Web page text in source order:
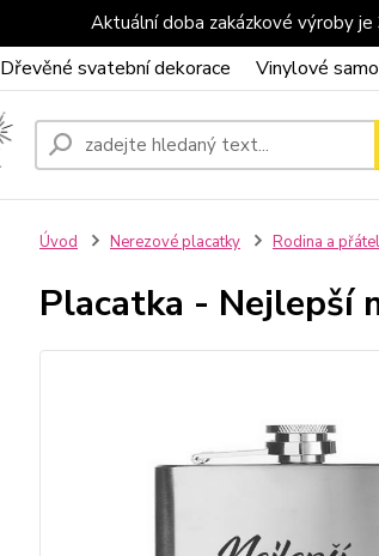
Aktuální doba zakázkové výroby
Dřevěné svatební dekorace Vinylové
Úvod Nerezové placatky Rodina a
Placatka - Nejlepší